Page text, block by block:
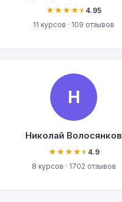
★★★★⯨ 4.95
11 курсов · 109 отзывов
Н
Николай Волосянков
★★★★⯨ 4.9
8 курсов · 1702 отзывов